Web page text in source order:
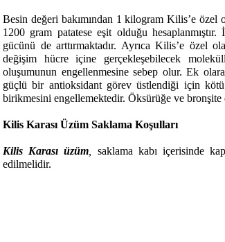
Besin değeri bakımından 1 kilogram Kilis’e özel
1200 gram patatese eşit olduğu
gücünü de arttırmaktadır. Ayrıca Kilis’e özel
değişim hücre içine gerçekleşebilecek
oluşumunun engellenmesine sebep olur. Ek
güçlü bir antioksidant görev üstlendiği için
birikmesini engellemektedir. Öksürüğe ve
Kilis Karası Üzüm Saklama Koşulları
Kilis Karasıüzüm, saklama kabı içerisinde
edilmelidir.